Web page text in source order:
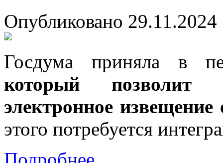
Опубликовано 29.11.2024
Госдума приняла в
который позволит
электронное
этого потребуется